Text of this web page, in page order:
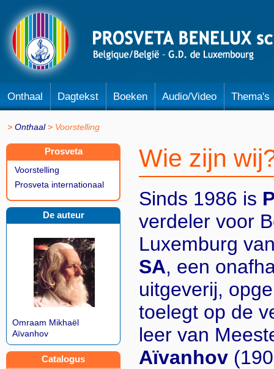
Onthaal Dagtekst Boeken Audio/Video Thema's
Onthaal Voorstelling
Prosveta
Voorstelling
Prosveta internationaal
De auteur
Omraam Mikhaël
Aïvanhov
Catalogus
Wie zijn
Sinds 1986 is
verdeler voor
Luxemburg
SA, een
uitgeverij,
toelegt op de
leer van
Aïvanhov